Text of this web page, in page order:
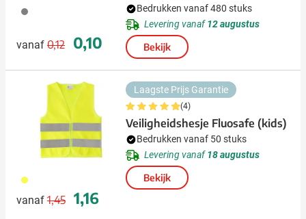
003
vanaf
Normale prijs
0,12
Speciale prijs
0,10
Bedrukken vanaf 480 stuks
Levering vanaf12 augustus
Bekijk
006
vanaf
Normale prijs
1,45
Speciale prijs
1,16
Laagste Prijs Garantie
(4)
Veiligheidshesje Fluosafe (kids)
Bedrukken vanaf 50 stuks
Levering vanaf18 augustus
Bekijk